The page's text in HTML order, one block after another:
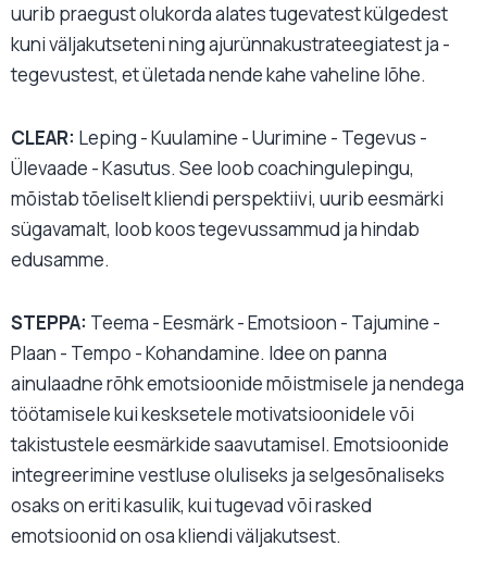
uurib praegust olukorda alates tugevatest külgedest
kuni väljakutseteni ning ajurünnakustrateegiatest ja -
tegevustest, et ületada nende kahe vaheline lõhe.
CLEAR: Leping - Kuulamine - Uurimine - Tegevus -
Ülevaade - Kasutus. See loob coachingulepingu,
mõistab tõeliselt kliendi perspektiivi, uurib eesmärki
sügavamalt, loob koos tegevussammud ja hindab
edusamme.
STEPPA: Teema - Eesmärk - Emotsioon - Tajumine -
Plaan - Tempo - Kohandamine. Idee on panna
ainulaadne rõhk emotsioonide mõistmisele ja nendega
töötamisele kui kesksetele motivatsioonidele või
takistustele eesmärkide saavutamisel. Emotsioonide
integreerimine vestluse oluliseks ja selgesõnaliseks
osaks on eriti kasulik, kui tugevad või rasked
emotsioonid on osa kliendi väljakutsest.